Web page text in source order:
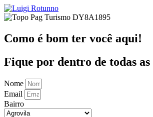
Como é bom ter você aqui!
Fique por dentro de todas
Nome
Email
Bairro